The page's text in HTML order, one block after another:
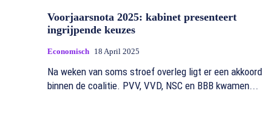
Voorjaarsnota 2025: kabinet presenteert
ingrijpende keuzes
Economisch 18 April 2025
Na weken van soms stroef overleg ligt er een akkoord
binnen de coalitie. PVV, VVD, NSC en BBB kwamen...